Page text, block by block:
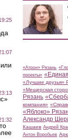
«Атрон» Рязань
проекты»
«Лучшие друзья»
«Мещерская
Рязань
компания»
«Яблоко»
Александр
Кашаев Андрей
Антон Воробьев